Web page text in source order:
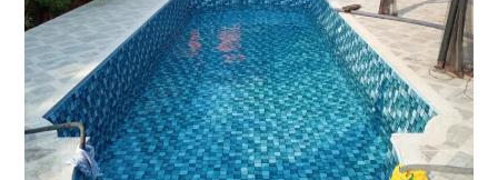
vs.
Externas:
Prós
e
Contras
De